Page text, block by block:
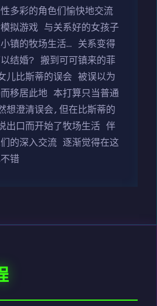
多彩的角色们愉快地交流
拟游戏 与关系好的女孩子
镇的牧场生活… 关系变得
结婚? 搬到可可镇来的菲
儿比斯蒂的误会 被误以为
移居此地 本打算只当普通
想澄清误会,但在比斯蒂的
出口而开始了牧场生活 伴
的深入交流 逐渐觉得在这
错